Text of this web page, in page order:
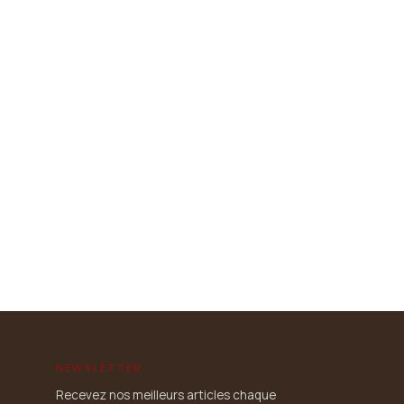
NEWSLETTER
Recevez nos meilleurs articles chaque